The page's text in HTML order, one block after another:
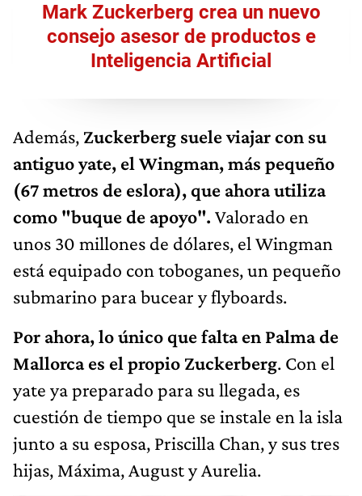
Mark Zuckerberg crea un nuevo
consejo asesor de productos e
Inteligencia Artificial
Además, Zuckerberg suele viajar con su
antiguo yate, el Wingman, más pequeño
(67 metros de eslora), que ahora utiliza
como "buque de apoyo". Valorado en
unos 30 millones de dólares, el Wingman
está equipado con toboganes, un pequeño
submarino para bucear y flyboards.
Por ahora, lo único que falta en Palma de
Mallorca es el propio Zuckerberg. Con el
yate ya preparado para su llegada, es
cuestión de tiempo que se instale en la isla
junto a su esposa, Priscilla Chan, y sus tres
hijas, Máxima, August y Aurelia.